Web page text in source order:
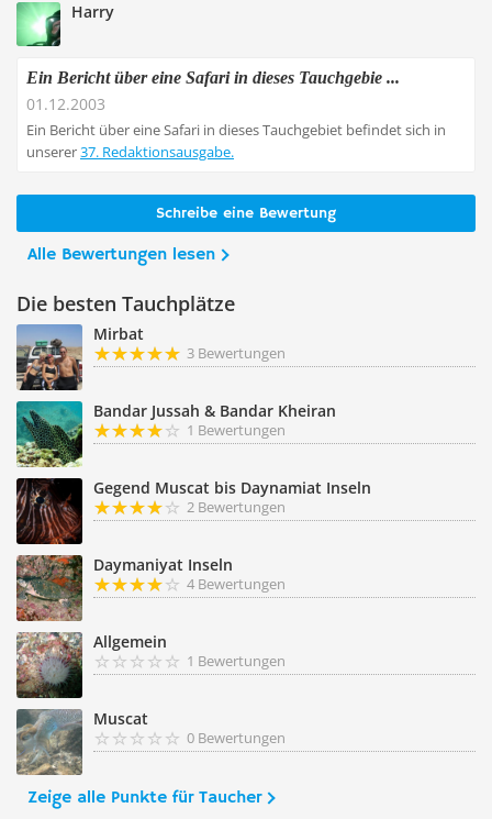
Harry
Ein Bericht über eine Safari in dieses Tauchgebie ...
01.12.2003
Ein Bericht über eine Safari in dieses Tauchgebiet befindet sich in
unserer37. Redaktionsausgabe.
Schreibe eine Bewertung
Alle Bewertungen lesen
Die besten Tauchplätze
Mirbat
3 Bewertungen
Bandar Jussah & Bandar Kheiran
1 Bewertungen
Gegend Muscat bis Daynamiat Inseln
2 Bewertungen
Daymaniyat Inseln
4 Bewertungen
Allgemein
1 Bewertungen
Muscat
0 Bewertungen
Zeige alle Punkte für Taucher